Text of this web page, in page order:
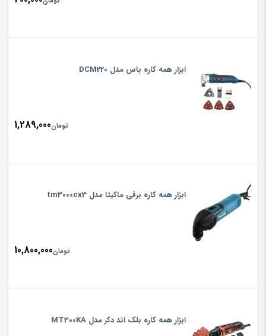
ابزار همه کاره باس مدل DCM220
تومان1,289,000
ابزار همه کاره برقی ماکیتا مدل tm3000cx3
تومان10,800,000
ابزار همه کاره بلک اند دکر مدل MT300KA